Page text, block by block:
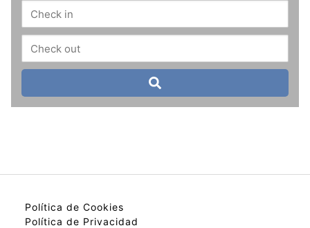
Política de Cookies
Política de Privacidad